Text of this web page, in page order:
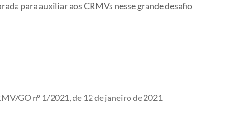
para auxiliar aos CRMVs nesse grande desafio
GO nº 1/2021, de 12 de janeiro de 2021